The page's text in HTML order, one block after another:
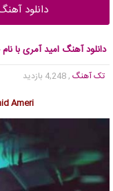
دانلود
دانلود آهنگ امید آمری با
تک آهنگ , 4,248 بازدید
Ameri